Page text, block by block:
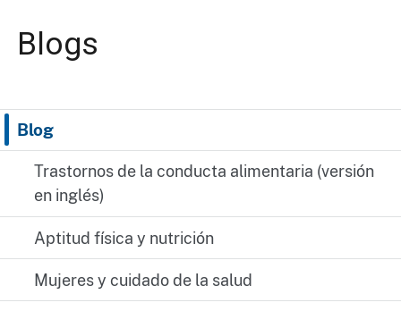
Blog
Trastornos de la conducta alimentaria (versión
en inglés)
Aptitud física y nutrición
Mujeres y cuidado de la salud
Blogs